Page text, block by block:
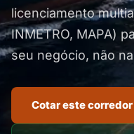
licenciamento
INMETRO, MAPA)
seu negócio, não
Cotar este corredor